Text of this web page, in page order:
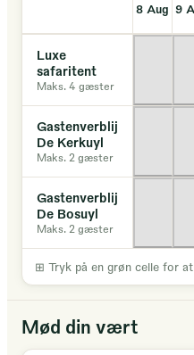
8 Aug 9
Luxe
safaritent
Maks. 4 gæster
Gastenverblijf
De Kerkuyl
Maks. 2 gæster
Gastenverblijf
De Bosuyl
Maks. 2 gæster
⊞ Tryk på en grøn celle for
Mød din vært